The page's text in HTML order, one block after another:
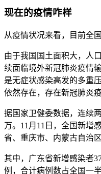
现在的疫情咋样
从疫情状况来看，目前全
由于我国国土面积大，人
续面临境外新冠肺炎疫情
是无症状感染高发的多重
依然存在，存在新冠肺炎
据国家卫健委数据，连续
万。11月11日，全国新增
省、重庆市、内蒙古自治
其中，广东省新增感染者
例，合计病例数占全国一